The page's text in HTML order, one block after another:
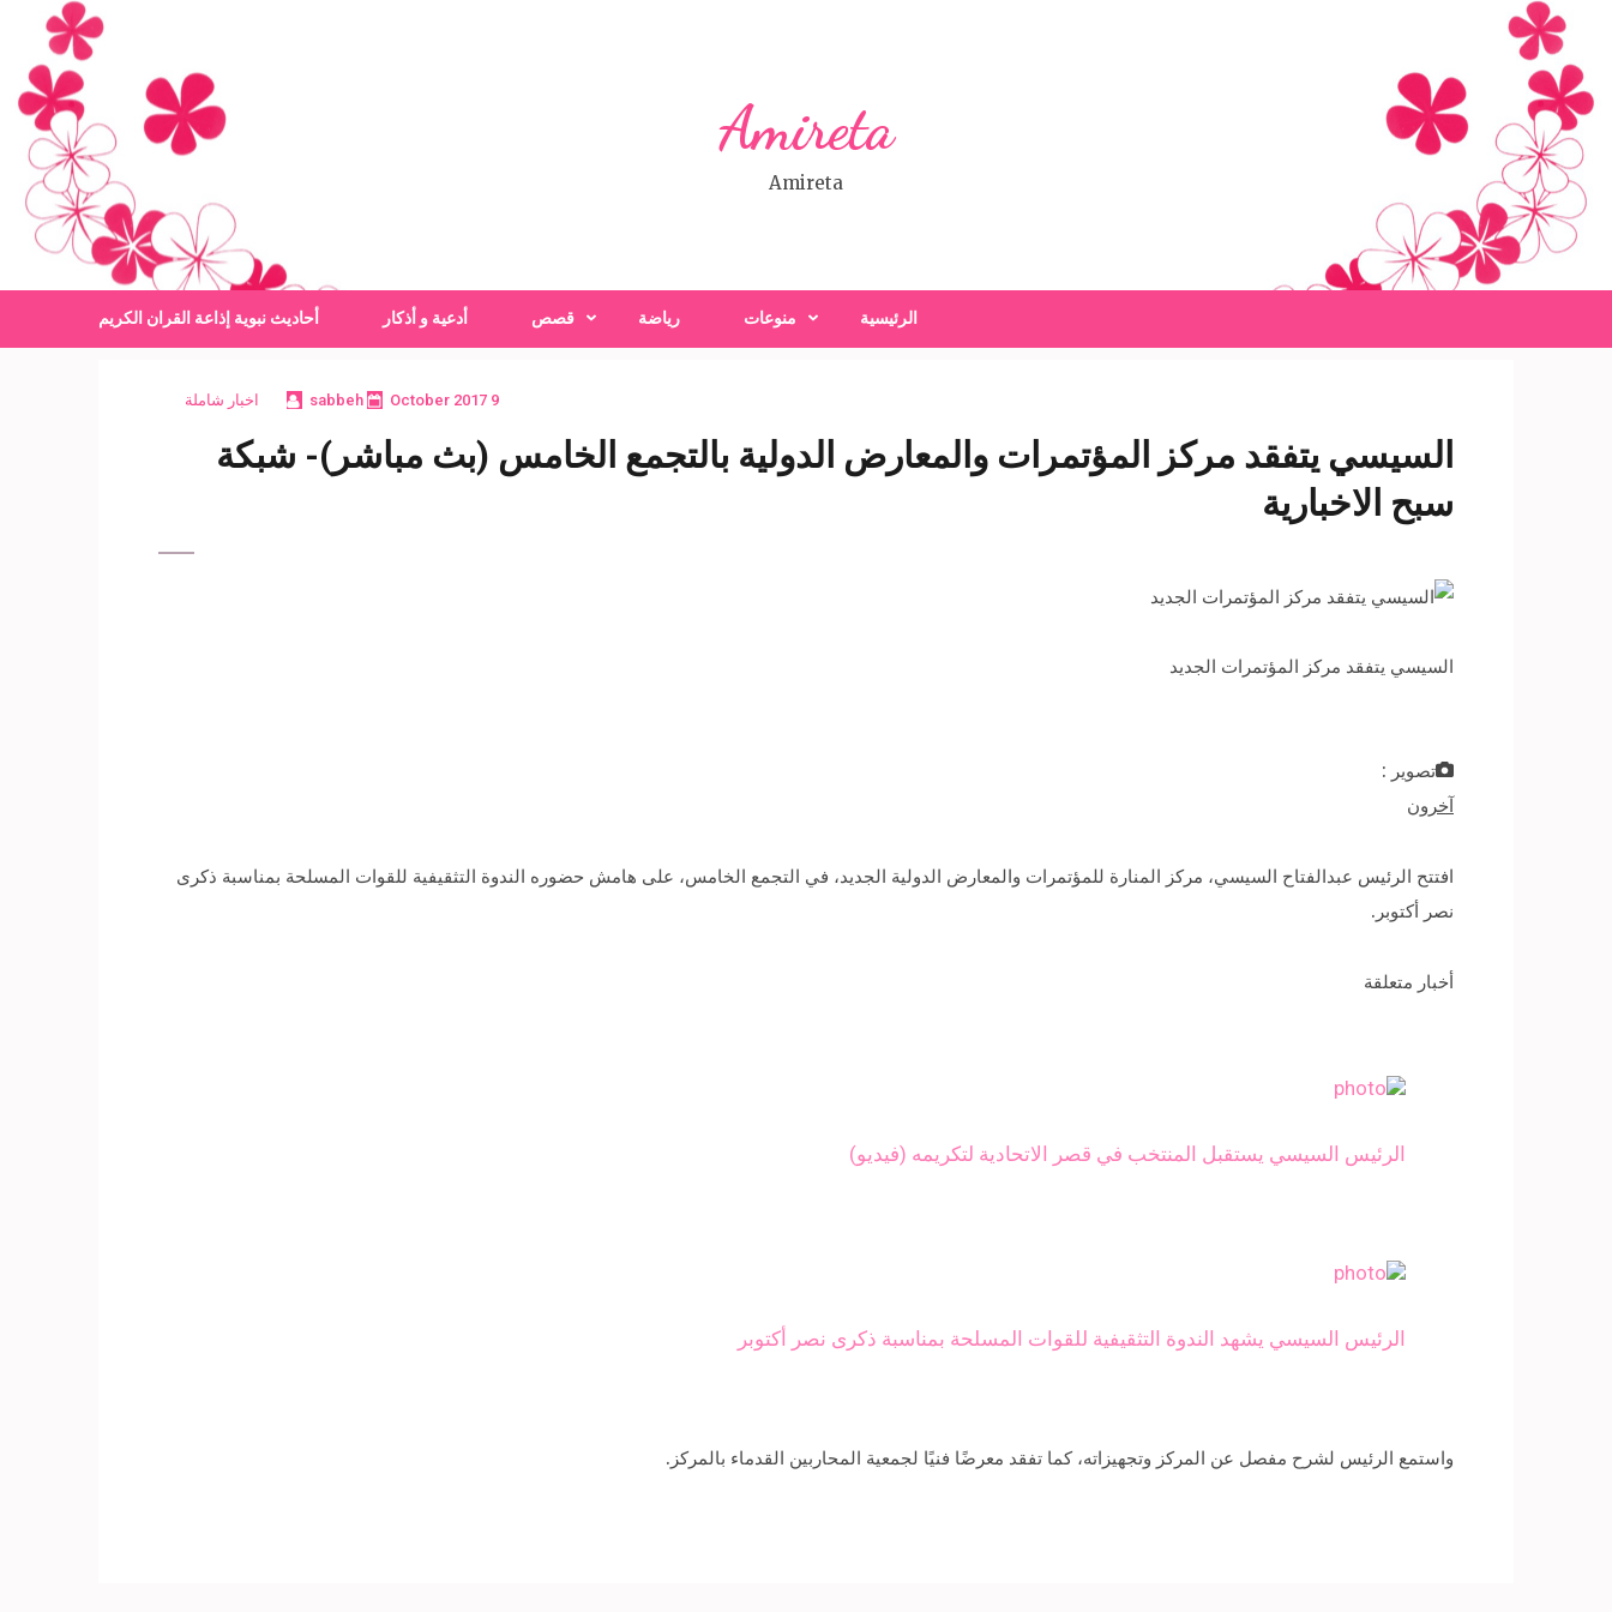
content
(Press
Enter)
Amireta
Amireta
الرئيسية منوعات رياضة قصص أدعية و أذكار أحاديث نبوية إذاعة القران الكريم
9 October 2017
sabbeh اخبار شاملة
السيسي يتفقد مركز المؤتمرات والمعارض الدولية بالتجمع الخامس (بث مباشر)- شبكة
سبح الاخبارية
السيسي يتفقد مركز المؤتمرات الجديد
تصوير :
آخرون
افتتح الرئيس عبدالفتاح السيسي، مركز المنارة للمؤتمرات والمعارض الدولية الجديد، في التجمع الخامس، على هامش حضوره الندوة التثقيفية للقوات المسلحة بمناسبة ذكرى
نصر أكتوبر.
أخبار متعلقة
الرئيس السيسي يستقبل المنتخب في قصر الاتحادية لتكريمه (فيديو)
الرئيس السيسي يشهد الندوة التثقيفية للقوات المسلحة بمناسبة ذكرى نصر أكتوبر
واستمع الرئيس لشرح مفصل عن المركز وتجهيزاته، كما تفقد معرضًا فنيًا لجمعية المحاربين القدماء بالمركز.